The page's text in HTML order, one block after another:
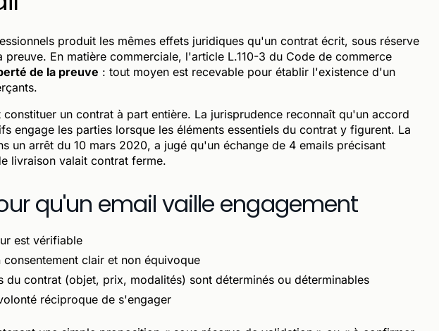
produit les mêmes effets juridiques qu'un contrat écrit, sous réserve
En matière commerciale, l'article L.110-3 du Code de commerce
de la preuve : tout moyen est recevable pour établir l'existence d'un
un contrat à part entière. La jurisprudence reconnaît qu'un accord
engage les parties lorsque les éléments essentiels du contrat y figurent. La
un arrêt du 10 mars 2020, a jugé qu'un échange de 4 emails précisant
livraison valait contrat ferme.
qu'un email vaille engagement
est vérifiable
clair et non équivoque
du contrat (objet, prix, modalités) sont déterminés ou déterminables
réciproque de s'engager